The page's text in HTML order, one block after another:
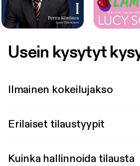
Usein kysytyt
Ilmainen kokeilujakso
Erilaiset tilaustyypit
Kuinka hallinnoida tilausta